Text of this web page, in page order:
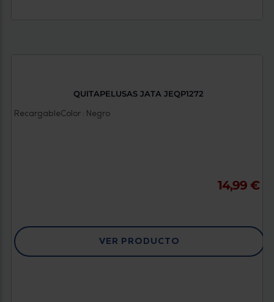
QUITAPELUSAS JATA JEQP1272
RecargableColor : Negro
14,99 €
VER PRODUCTO